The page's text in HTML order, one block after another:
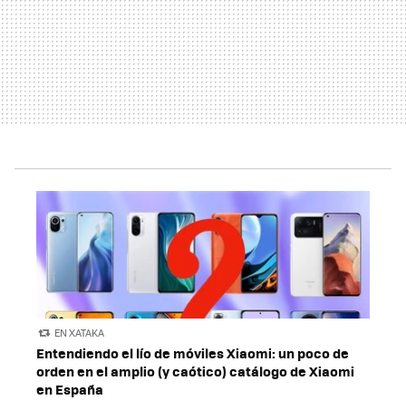
EN XATAKA
Entendiendo el lío de móviles Xiaomi: un poco de
orden en el amplio (y caótico) catálogo de Xiaomi
en España